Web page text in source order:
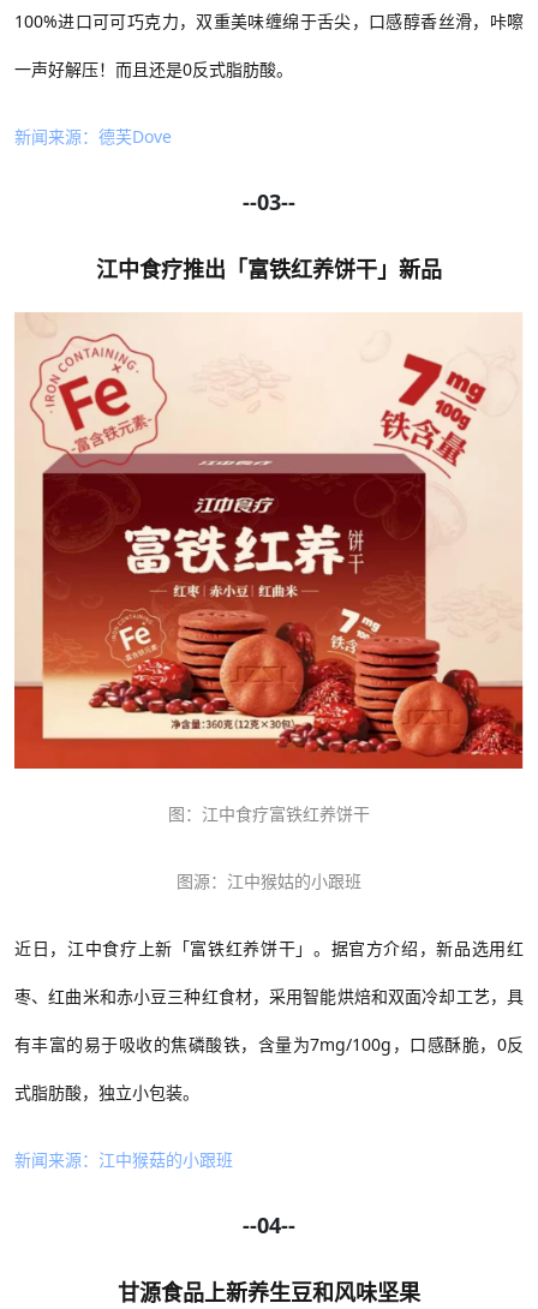
100%进口可可巧克力，双重美味缠绵于舌尖， 口感醇香丝滑，咔嚓
一声好解压！ 而且还是0反式脂肪酸。
新闻来源： 德芙Dove
--03--
江中食疗推出「富铁红养饼干」新品
图：江中食疗富铁红养饼干
图源：江中猴姑的小跟班
近日，江中食疗上新「富铁红养饼干」。据官方介绍，新品选用红
枣、红曲米和赤小豆三种红食材，采用智能烘焙和双面冷却工艺，具
有丰富的易于吸收的焦磷酸铁，含量为7mg/100g，口感酥脆，0反
式脂肪酸，独立小包装。
新闻来源：江中猴菇的小跟班
--04--
甘源食品上新养生豆和风味坚果